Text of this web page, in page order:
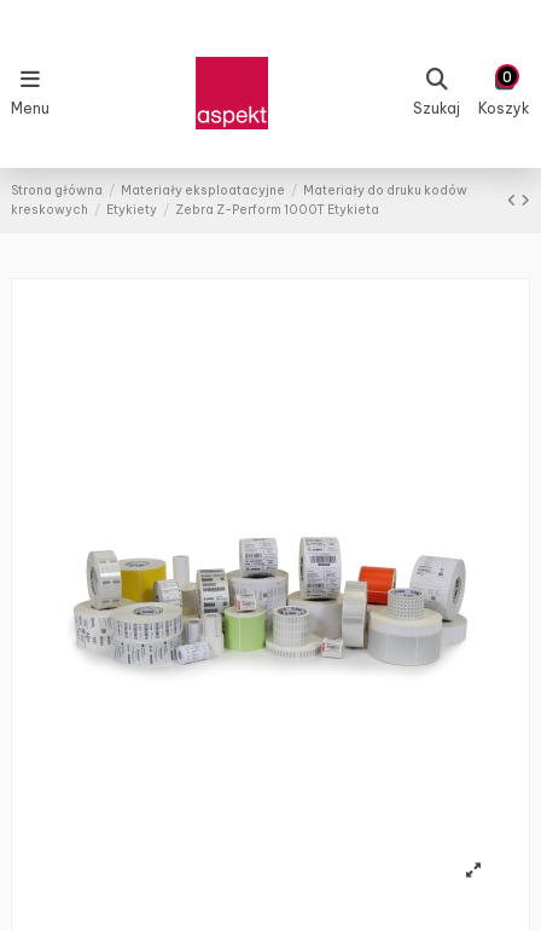
Menu Szukaj
0
Koszyk
Strona główna Materiały eksploatacyjne
Materiały do druku kodów
kreskowych
Etykiety Zebra Z-Perform 1000T Etykieta